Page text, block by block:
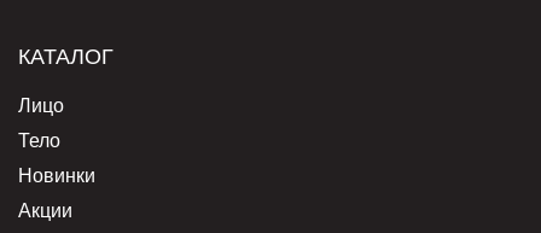
КАТАЛОГ
Лицо
Тело
Новинки
Акции